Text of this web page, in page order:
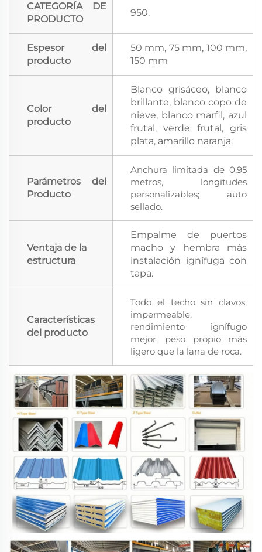
CATEGORÍA DE
PRODUCTO
950.
Espesor del
producto
50 mm, 75 mm, 100 mm,
150 mm
Color del
producto
Blanco grisáceo, blanco
brillante, blanco copo de
nieve, blanco marfil, azul
frutal, verde frutal, gris
plata, amarillo naranja.
Parámetros del
Producto
Anchura limitada de 0,95
metros, longitudes
personalizables; auto
sellado.
Ventaja de la
estructura
Empalme de puertos
macho y hembra más
instalación ignífuga con
tapa.
Características
del producto
Todo el techo sin clavos,
impermeable,
rendimiento ignífugo
mejor, peso propio más
ligero que la lana de roca.